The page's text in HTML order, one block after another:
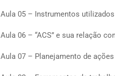
Aula 05 – Instrumentos utilizados
Aula 06 – “ACS” e sua relação
Aula 07 – Planejamento de ações